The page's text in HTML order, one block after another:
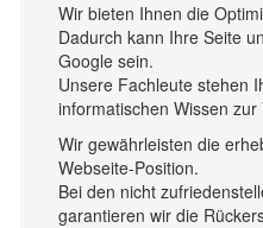
Wir bieten Ihnen die
Dadurch kann Ihre Seite
Google sein.
Unsere Fachleute stehen
informatischen Wissen zur
Wir gewährleisten die
Webseite-Position.
Bei den nicht
garantieren wir die